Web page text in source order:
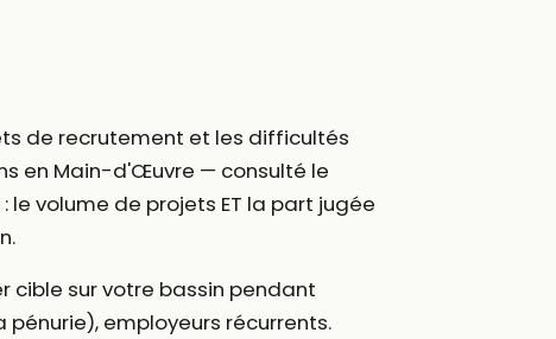
de recrutement et les difficultés
en Main-d'Œuvre — consulté le
le volume de projets ET la part jugée
cible sur votre bassin pendant
employeurs récurrents.